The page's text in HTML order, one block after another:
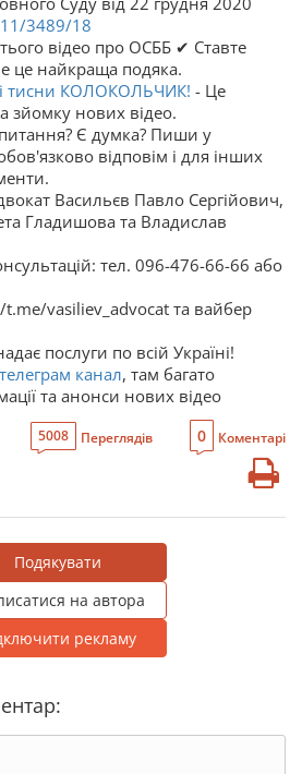
3489/18
відео про ОСББ ✔ Ставте
це найкраща подяка.
тисни КОЛОКОЛЬЧИК! - Це
зйомку нових відео.
Є думка? Пиши у
відповім і для інших
Васильєв Павло Сергійович,
Гладишова та Владислав
тел. 096-476-66-66 або
vasiliev_advocat та вайбер
послуги по всій Україні!
канал, там багато
та анонси нових відео
5008 Переглядів 0 Коментарі
Подякувати
на автора
рекламу